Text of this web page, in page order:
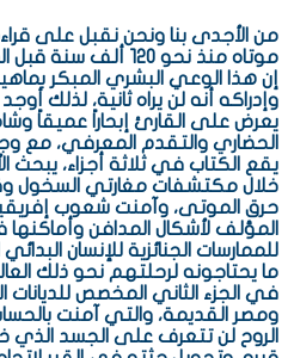
من الأجدى بنا ونحن نقبل على
موتاه منذ نحو 120 ألف سنة قبل الميلاد، أي إنه ابتكر أولى طقوس التعامل مع فقدان الحياة قبل أي منتج حضاري صنعه وبعشرات آلاف السنين.
إن هذا الوعي البشري المبكر
وإدراكه أنه لن يراه ثانية، لذلك
يعرض على القارئ إبحاراً عميقاً
الحضاري والتقدم المعرفي،
يقع الكتاب في ثلاثة أجزاء، يبحث
خلال مكتشفات مغارتي السخول
حرق الموتى، وآمنت شعوب إفريقيا
المؤلف لأشكال المدافن
للممارسات الجنائزية للإنسان
ما يحتاجونه لرحلتهم نحو ذلك
في الجزء الثاني المخصص
ومصر القديمة، والتي آمنت
الروح لن تتعرف على الجسد الذي